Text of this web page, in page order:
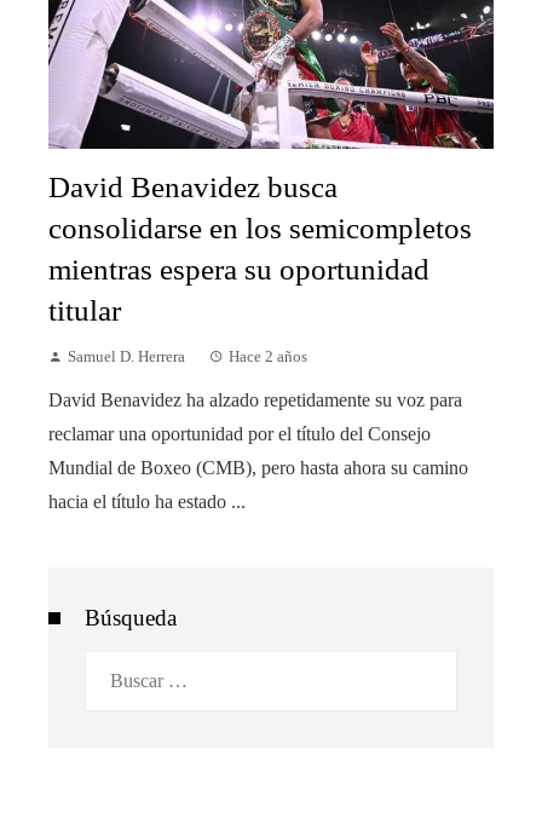
David Benavidez busca
consolidarse en los semicompletos
mientras espera su oportunidad
titular
Samuel D. Herrera Hace 2 años
David Benavidez ha alzado repetidamente su voz para
reclamar una oportunidad por el título del Consejo
Mundial de Boxeo (CMB), pero hasta ahora su camino
hacia el título ha estado ...
Búsqueda